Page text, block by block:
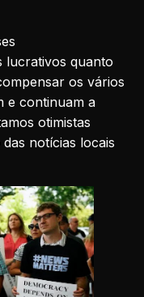
lucrativos quanto
os vários
e continuam a
otimistas
notícias locais